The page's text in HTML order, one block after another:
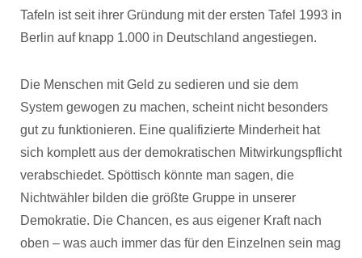
Tafeln ist seit ihrer Gründung mit der ersten Tafel 1993 in
Berlin auf knapp 1.000 in Deutschland angestiegen.
Die Menschen mit Geld zu sedieren und sie dem
System gewogen zu machen, scheint nicht besonders
gut zu funktionieren. Eine qualifizierte Minderheit hat
sich komplett aus der demokratischen Mitwirkungspflicht
verabschiedet. Spöttisch könnte man sagen, die
Nichtwähler bilden die größte Gruppe in unserer
Demokratie. Die Chancen, es aus eigener Kraft nach
oben – was auch immer das für den Einzelnen sein mag